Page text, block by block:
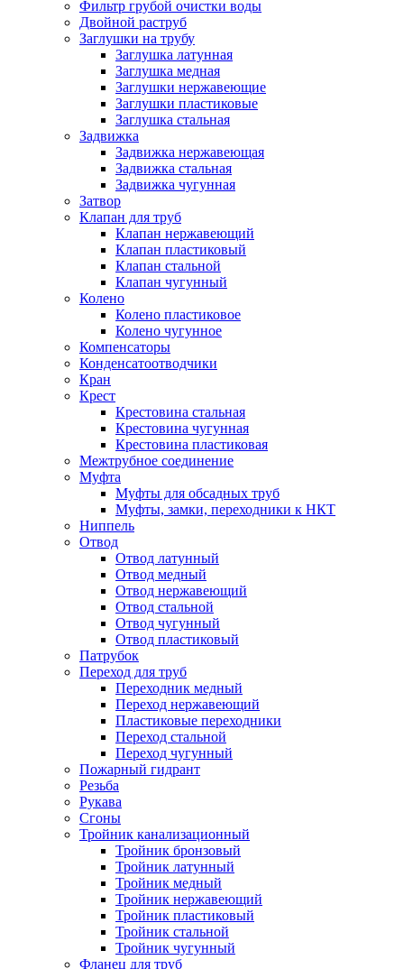
Фильтр грубой очистки воды
Двойной раструб
Заглушки на трубу
Заглушка латунная
Заглушка медная
Заглушки нержавеющие
Заглушки пластиковые
Заглушка стальная
Задвижка
Задвижка нержавеющая
Задвижка стальная
Задвижка чугунная
Затвор
Клапан для труб
Клапан нержавеющий
Клапан пластиковый
Клапан стальной
Клапан чугунный
Колено
Колено пластиковое
Колено чугунное
Компенсаторы
Конденсатоотводчики
Кран
Крест
Крестовина стальная
Крестовина чугунная
Крестовина пластиковая
Межтрубное соединение
Муфта
Муфты для обсадных труб
Муфты, замки, переходники к НКТ
Ниппель
Отвод
Отвод латунный
Отвод медный
Отвод нержавеющий
Отвод стальной
Отвод чугунный
Отвод пластиковый
Патрубок
Переход для труб
Переходник медный
Переход нержавеющий
Пластиковые переходники
Переход стальной
Переход чугунный
Пожарный гидрант
Резьба
Рукава
Сгоны
Тройник канализационный
Тройник бронзовый
Тройник латунный
Тройник медный
Тройник нержавеющий
Тройник пластиковый
Тройник стальной
Тройник чугунный
Фланец для труб